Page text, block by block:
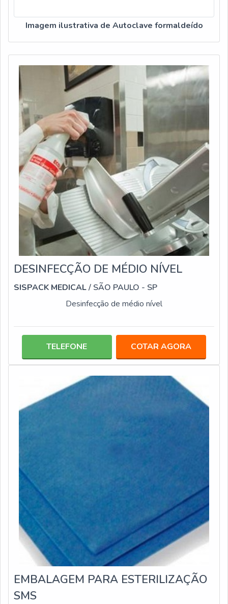
Imagem ilustrativa de Autoclave formaldeído
DESINFECÇÃO DE MÉDIO NÍVEL
SISPACK MEDICAL/ SÃO PAULO - SP
Desinfecção de médio nível
TELEFONE COTAR AGORA
EMBALAGEM PARA ESTERILIZAÇÃO
SMS